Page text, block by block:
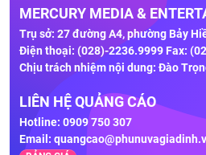
MERCURY MEDIA &
Trụ sở: 27 đường A4, phường Bảy
Điện thoại: (028)-2236.9999 Fax:
Chịu trách nhiệm nội dung: Đào
LIÊN HỆ QUẢNG CÁO
Hotline: 0909 750 307
Email: